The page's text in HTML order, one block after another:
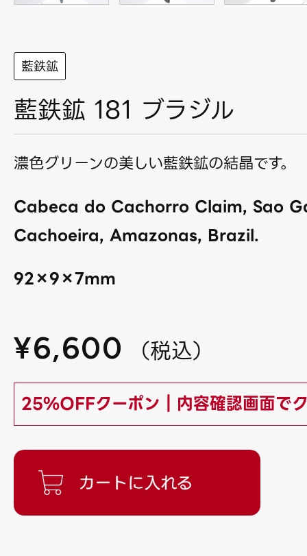
藍鉄鉱
藍鉄鉱 181 ブラジル
濃色グリーンの美しい藍鉄鉱の結晶です。
Cabeca do Cachorro Claim, Sao
Cachoeira, Amazonas, Brazil.
92×9×7mm
¥6,600 （税込）
25%OFFクーポン｜内容確認画面で